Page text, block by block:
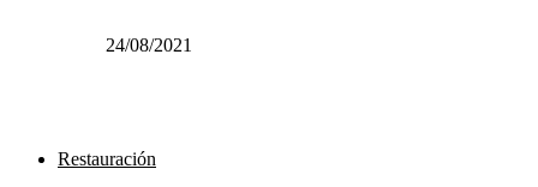
24/08/2021
Restauración